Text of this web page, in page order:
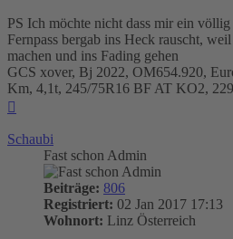
PS Ich möchte nicht dass mir ein
Fernpass bergab ins Heck rauscht,
machen und ins Fading gehen
GCS xover, Bj 2022, OM654.920,
Km, 4,1t, 245/75R16 BF AT KO2,
Schaubi
Fast schon Admin
Beiträge: 806
Registriert: 02 Jan 2017 17:13
Wohnort: Linz Österreich